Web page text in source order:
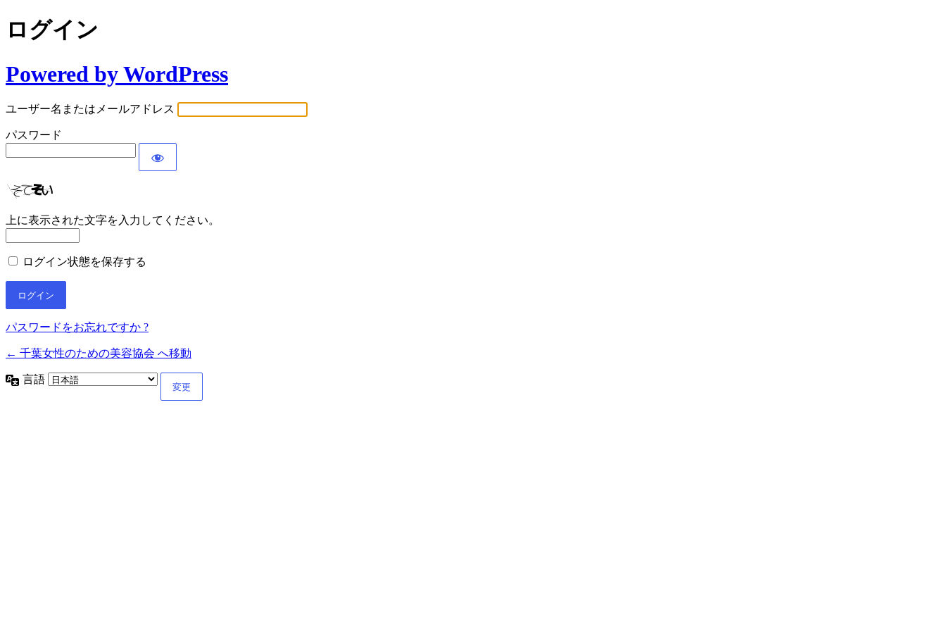
ログイン
Powered by WordPress
ユーザー名またはメールアドレス
パスワード
上に表示された文字を入力してください。
ログイン状態を保存する
パスワードをお忘れですか ?
← 千葉女性のための美容協会 へ移動
言語